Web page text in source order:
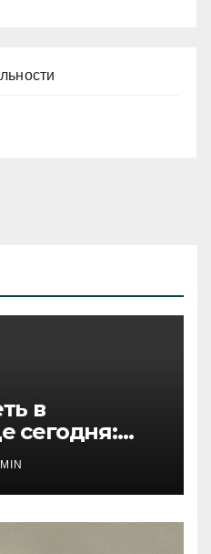
в
сегодня:
по самому
России